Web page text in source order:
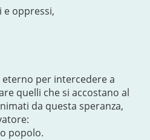
e oppressi,
eterno per intercedere a
quelli che si accostano al
da questa speranza,
popolo.